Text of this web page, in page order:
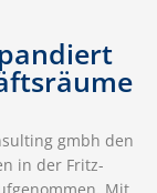
gmbh den
in der Fritz-